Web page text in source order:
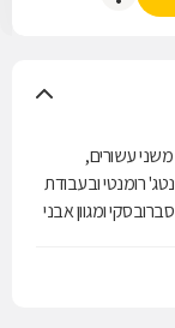
משני עשורים,
רומנטי ובעבודת
ומגוון אבני
והן בשל היותן